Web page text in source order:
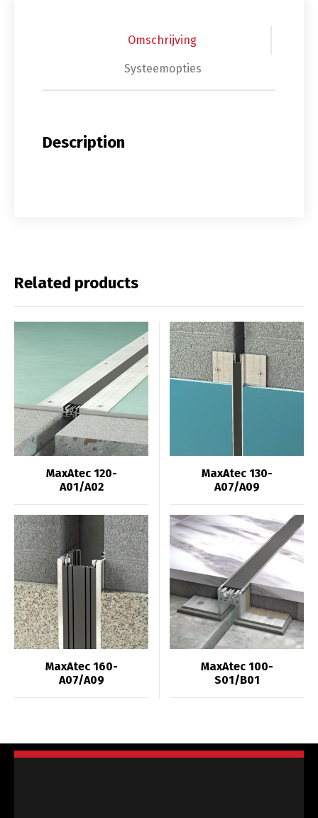
Omschrijving
Systeemopties
Description
Related products
MaxAtec 120-
A01/A02
MaxAtec 130-
A07/A09
MaxAtec 160-
A07/A09
MaxAtec 100-
S01/B01